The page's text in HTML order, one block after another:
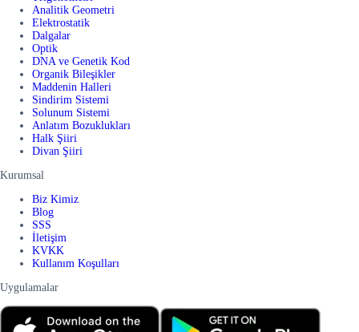
Analitik Geometri
Elektrostatik
Dalgalar
Optik
DNA ve Genetik Kod
Organik Bileşikler
Maddenin Halleri
Sindirim Sistemi
Solunum Sistemi
Anlatım Bozuklukları
Halk Şiiri
Divan Şiiri
Kurumsal
Biz Kimiz
Blog
SSS
İletişim
KVKK
Kullanım Koşulları
Uygulamalar